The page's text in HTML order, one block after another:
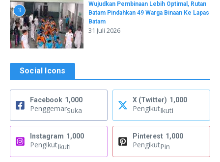
3
Wujudkan Pembinaan Lebih Optimal, Rutan
Batam Pindahkan 49 Warga Binaan Ke Lapas
Batam
31 Juli 2026
Social Icons
Facebook 1,000
PenggemarSuka
X (Twitter) 1,000
PengikutIkuti
Instagram 1,000
PengikutIkuti
Pinterest 1,000
PengikutPin